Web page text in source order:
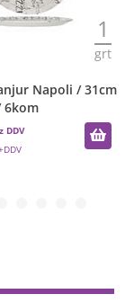
1
grt
Napoli / 31cm
6kom